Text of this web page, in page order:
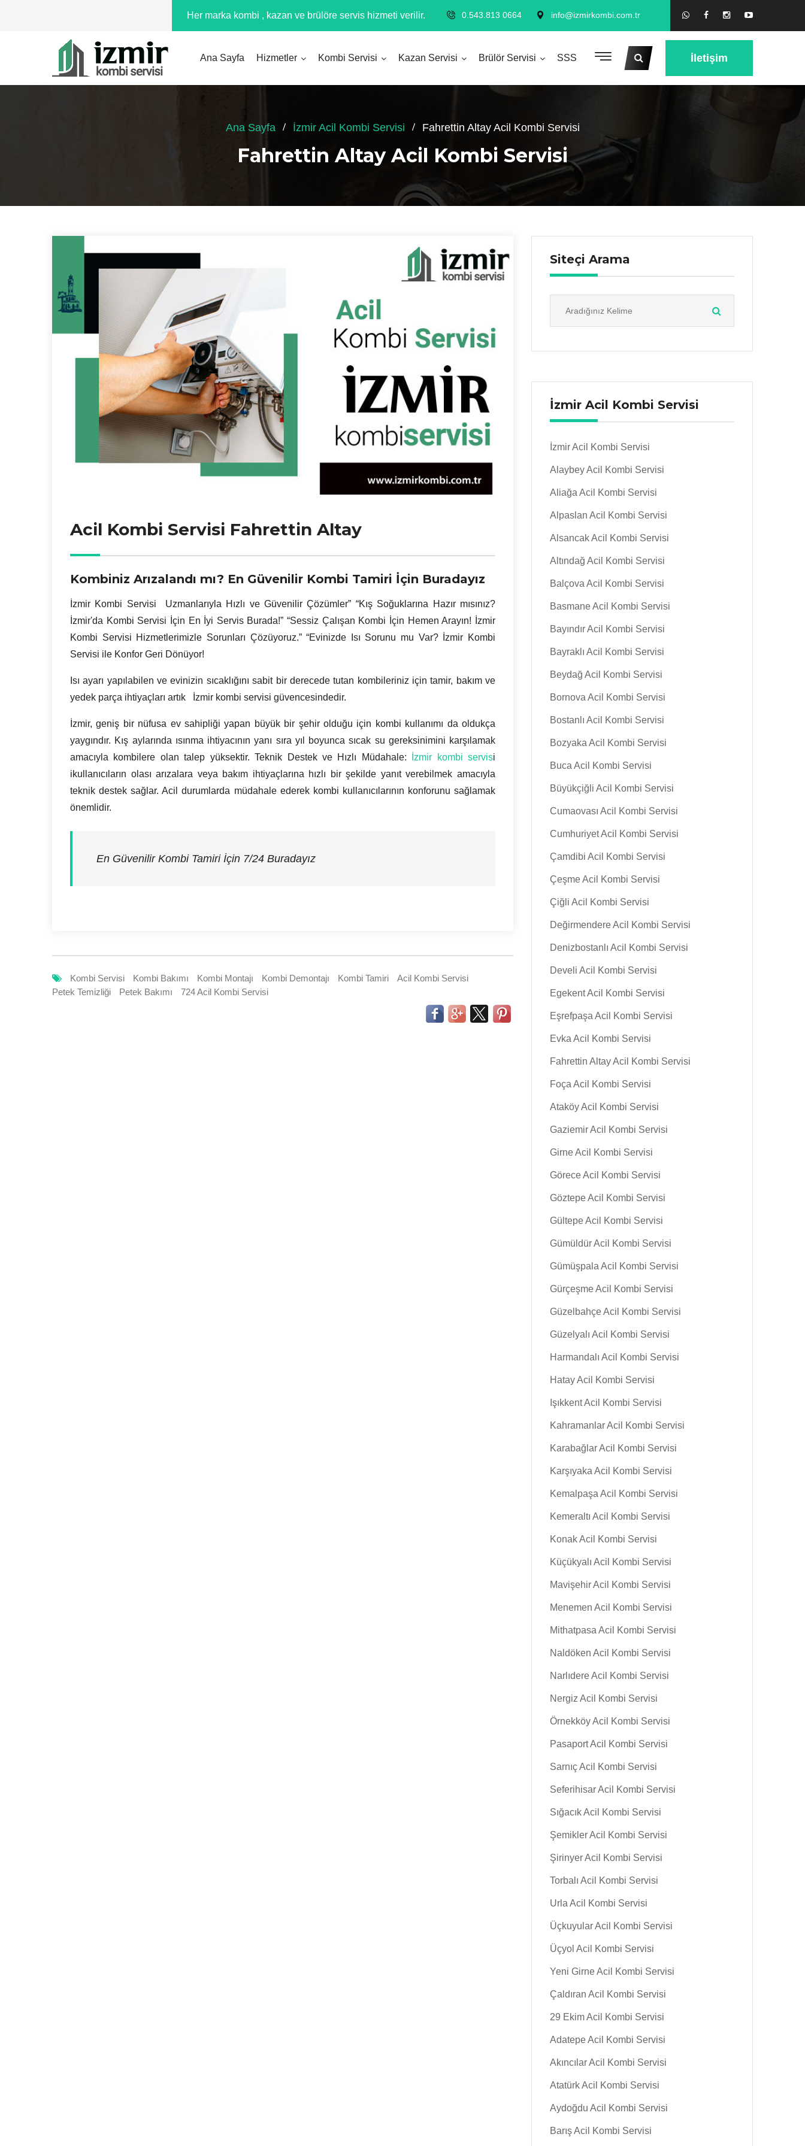
Her marka kombi , kazan ve brülöre servis hizmeti verilir. 0.543.813 0664 info@izmirkombi.com.tr
Ana Sayfa Hizmetler Kombi Servisi Kazan Servisi Brülör Servisi SSS İletişim
Ana Sayfa İzmir Acil Kombi Servisi Fahrettin Altay Acil Kombi Servisi
Fahrettin Altay Acil Kombi Servisi
Acil Kombi Servisi Fahrettin Altay
Kombiniz Arızalandı mı? En Güvenilir Kombi Tamiri İçin Buradayız
İzmir Kombi Servisi Uzmanlarıyla Hızlı ve Güvenilir Çözümler” “Kış Soğuklarına Hazır mısınız?
İzmir'da Kombi Servisi İçin En İyi Servis Burada!” “Sessiz Çalışan Kombi İçin Hemen Arayın! İzmir
Kombi Servisi Hizmetlerimizle Sorunları Çözüyoruz.” “Evinizde Isı Sorunu mu Var?
İzmir Kombi
Servisi ile Konfor Geri Dönüyor!
Isı ayarı yapılabilen ve evinizin sıcaklığını sabit bir derecede tutan kombileriniz için tamir, bakım ve
yedek parça ihtiyaçları artık İzmir kombi servisi güvencesindedir.
İzmir, geniş bir nüfusa ev sahipliği yapan büyük bir şehir olduğu için kombi kullanımı da oldukça
yaygındır. Kış aylarında ısınma ihtiyacının yanı sıra yıl boyunca sıcak su gereksinimini karşılamak
amacıyla kombilere olan talep yüksektir. Teknik Destek ve Hızlı Müdahale:
İzmir kombi servisi
ikullanıcıların olası arızalara veya bakım ihtiyaçlarına hızlı bir şekilde yanıt verebilmek amacıyla
teknik destek sağlar. Acil durumlarda müdahale ederek kombi kullanıcılarının konforunu sağlamak
önemlidir.
En Güvenilir Kombi Tamiri İçin 7/24 Buradayız
Kombi Servisi Kombi Bakımı Kombi Montajı Kombi Demontajı Kombi Tamiri
Acil Kombi Servisi
Petek Temizliği
Petek Bakımı 724 Acil Kombi Servisi
Siteçi Arama
İzmir Acil Kombi Servisi
İzmir Acil Kombi Servisi
Alaybey Acil Kombi Servisi
Aliağa Acil Kombi Servisi
Alpaslan Acil Kombi Servisi
Alsancak Acil Kombi Servisi
Altındağ Acil Kombi Servisi
Balçova Acil Kombi Servisi
Basmane Acil Kombi Servisi
Bayındır Acil Kombi Servisi
Bayraklı Acil Kombi Servisi
Beydağ Acil Kombi Servisi
Bornova Acil Kombi Servisi
Bostanlı Acil Kombi Servisi
Bozyaka Acil Kombi Servisi
Buca Acil Kombi Servisi
Büyükçiğli Acil Kombi Servisi
Cumaovası Acil Kombi Servisi
Cumhuriyet Acil Kombi Servisi
Çamdibi Acil Kombi Servisi
Çeşme Acil Kombi Servisi
Çiğli Acil Kombi Servisi
Değirmendere Acil Kombi Servisi
Denizbostanlı Acil Kombi Servisi
Develi Acil Kombi Servisi
Egekent Acil Kombi Servisi
Eşrefpaşa Acil Kombi Servisi
Evka Acil Kombi Servisi
Fahrettin Altay Acil Kombi Servisi
Foça Acil Kombi Servisi
Ataköy Acil Kombi Servisi
Gaziemir Acil Kombi Servisi
Girne Acil Kombi Servisi
Görece Acil Kombi Servisi
Göztepe Acil Kombi Servisi
Gültepe Acil Kombi Servisi
Gümüldür Acil Kombi Servisi
Gümüşpala Acil Kombi Servisi
Gürçeşme Acil Kombi Servisi
Güzelbahçe Acil Kombi Servisi
Güzelyalı Acil Kombi Servisi
Harmandalı Acil Kombi Servisi
Hatay Acil Kombi Servisi
Işıkkent Acil Kombi Servisi
Kahramanlar Acil Kombi Servisi
Karabağlar Acil Kombi Servisi
Karşıyaka Acil Kombi Servisi
Kemalpaşa Acil Kombi Servisi
Kemeraltı Acil Kombi Servisi
Konak Acil Kombi Servisi
Küçükyalı Acil Kombi Servisi
Mavişehir Acil Kombi Servisi
Menemen Acil Kombi Servisi
Mithatpasa Acil Kombi Servisi
Naldöken Acil Kombi Servisi
Narlıdere Acil Kombi Servisi
Nergiz Acil Kombi Servisi
Örnekköy Acil Kombi Servisi
Pasaport Acil Kombi Servisi
Sarnıç Acil Kombi Servisi
Seferihisar Acil Kombi Servisi
Sığacık Acil Kombi Servisi
Şemikler Acil Kombi Servisi
Şirinyer Acil Kombi Servisi
Torbalı Acil Kombi Servisi
Urla Acil Kombi Servisi
Üçkuyular Acil Kombi Servisi
Üçyol Acil Kombi Servisi
Yeni Girne Acil Kombi Servisi
Çaldıran Acil Kombi Servisi
29 Ekim Acil Kombi Servisi
Adatepe Acil Kombi Servisi
Akıncılar Acil Kombi Servisi
Atatürk Acil Kombi Servisi
Aydoğdu Acil Kombi Servisi
Barış Acil Kombi Servisi